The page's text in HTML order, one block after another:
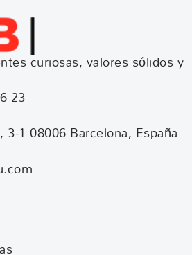
curiosas, valores sólidos y
23
3-1 08006 Barcelona, España